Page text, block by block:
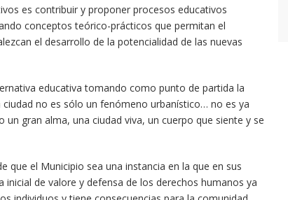
es contribuir y proponer procesos educativos
conceptos teórico-prácticos que permitan el
el desarrollo de la potencialidad de las nuevas
educativa tomando como punto de partida la
ciudad no es sólo un fenómeno urbanístico… no es ya
gran alma, una ciudad viva, un cuerpo que siente y se
que el Municipio sea una instancia en la que en sus
de valore y defensa de los derechos humanos ya